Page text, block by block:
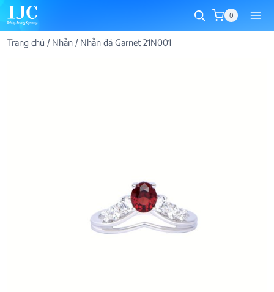
Skip
to
content
0
Trang chủ / Nhẫn / Nhẫn đá Garnet 21N001